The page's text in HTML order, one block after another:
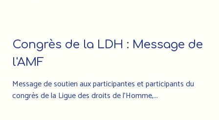
Congrès de la LDH : Message de
l'AMF
Message de soutien aux participantes et participants du
congrès de la Ligue des droits de l’Homme,...